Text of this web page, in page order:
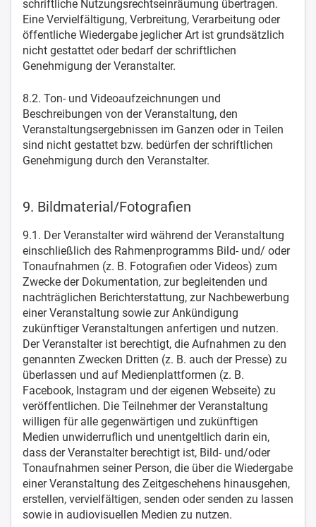
schriftliche Nutzungsrechtseinräumung übertragen.
Eine Vervielfältigung, Verbreitung, Verarbeitung oder
öffentliche Wiedergabe jeglicher Art ist grundsätzlich
nicht gestattet oder bedarf der schriftlichen
Genehmigung der Veranstalter.
8.2. Ton- und Videoaufzeichnungen und
Beschreibungen von der Veranstaltung, den
Veranstaltungsergebnissen im Ganzen oder in Teilen
sind nicht gestattet bzw. bedürfen der schriftlichen
Genehmigung durch den Veranstalter.
9. Bildmaterial/Fotografien
9.1. Der Veranstalter wird während der Veranstaltung
einschließlich des Rahmenprogramms Bild- und/ oder
Tonaufnahmen (z. B. Fotografien oder Videos) zum
Zwecke der Dokumentation, zur begleitenden und
nachträglichen Berichterstattung, zur Nachbewerbung
einer Veranstaltung sowie zur Ankündigung
zukünftiger Veranstaltungen anfertigen und nutzen.
Der Veranstalter ist berechtigt, die Aufnahmen zu den
genannten Zwecken Dritten (z. B. auch der Presse) zu
überlassen und auf Medienplattformen (z. B.
Facebook, Instagram und der eigenen Webseite) zu
veröffentlichen. Die Teilnehmer der Veranstaltung
willigen für alle gegenwärtigen und zukünftigen
Medien unwiderruflich und unentgeltlich darin ein,
dass der Veranstalter berechtigt ist, Bild- und/oder
Tonaufnahmen seiner Person, die über die Wiedergabe
einer Veranstaltung des Zeitgeschehens hinausgehen,
erstellen, vervielfältigen, senden oder senden zu lassen
sowie in audiovisuellen Medien zu nutzen.